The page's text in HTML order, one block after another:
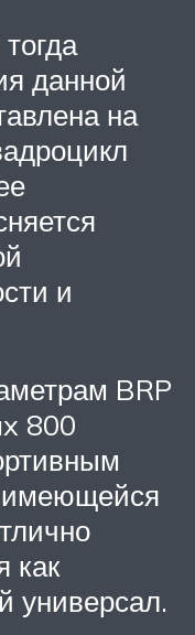
данной
на
и
BRP
800
имеющейся
как
универсал.